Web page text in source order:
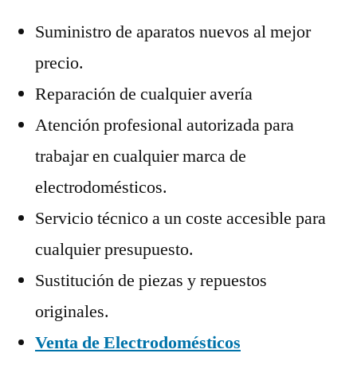
Suministro de aparatos nuevos al mejor
precio.
Reparación de cualquier avería
Atención profesional autorizada para
trabajar en cualquier marca de
electrodomésticos.
Servicio técnico a un coste accesible para
cualquier presupuesto.
Sustitución de piezas y repuestos
originales.
Venta de Electrodomésticos